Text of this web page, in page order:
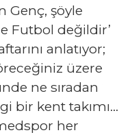
Genç, şöyle
Futbol değildir’
anlatıyor;
üzere
ne sıradan
bir kent takımı…
her